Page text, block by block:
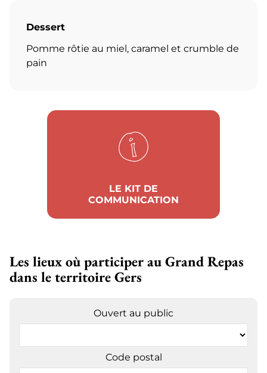
Dessert
Pomme rôtie au miel, caramel et crumble de
pain
LE KIT DE
COMMUNICATION
Les lieux où participer au Grand Repas
dans le territoire Gers
Ouvert au public
Code postal